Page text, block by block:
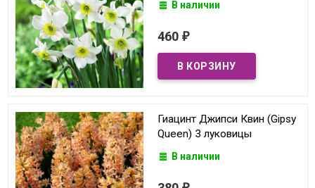
В наличии
460 ₽
Гиацинт Джипси Квин (Gipsy
Queen) 3 луковицы
В наличии